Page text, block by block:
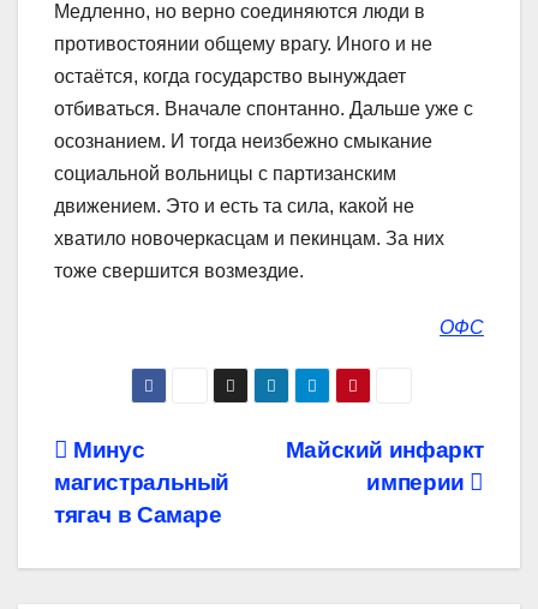
Медленно, но верно соединяются люди в
противостоянии общему врагу. Иного и не
остаётся, когда государство вынуждает
отбиваться. Вначале спонтанно. Дальше уже с
осознанием. И тогда неизбежно смыкание
социальной вольницы с партизанским
движением. Это и есть та сила, какой не
хватило новочеркасцам и пекинцам. За них
тоже свершится возмездие.
ОФС
Навигация
по
записям
Майский инфаркт
империи
Минус
магистральный
тягач в Самаре